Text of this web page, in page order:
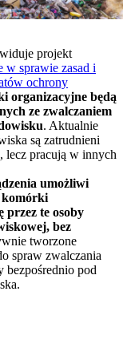
projekt
w sprawie zasad i
ochrony
organizacyjne będą
ze zwalczaniem
. Aktualnie
są zatrudnieni
lecz pracują w innych
umożliwi
komórki
przez te osoby
bez
tworzone
spraw zwalczania
bezpośrednio pod